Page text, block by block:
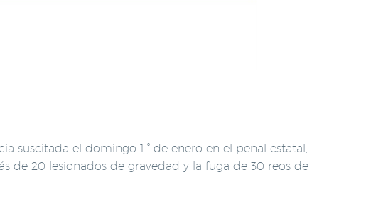
suscitada el domingo 1.° de enero en el penal estatal,
de 20 lesionados de gravedad y la fuga de 30 reos de